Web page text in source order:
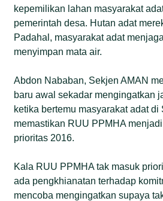
kepemilikan lahan masyarakat
pemerintah desa. Hutan adat
Padahal, masyarakat adat
menyimpan mata air.
Abdon Nababan, Sekjen AMAN
baru awal sekadar mengingatkan
ketika bertemu masyarakat adat di
memastikan RUU PPMHA
prioritas 2016.
Kala RUU PPMHA tak masuk
ada pengkhianatan terhadap
mencoba mengingatkan supaya